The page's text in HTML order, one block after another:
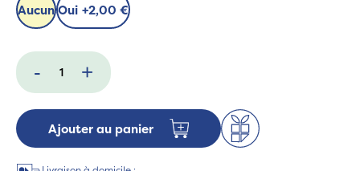
AucunOui +2,00 €
- +
Ajouter au panier